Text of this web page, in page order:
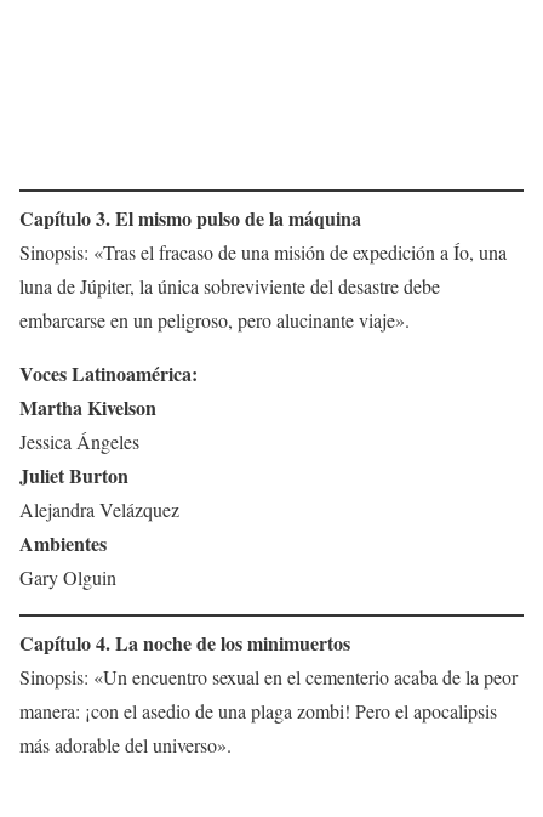
Capítulo 3. El mismo pulso de la máquina
Sinopsis: «Tras el fracaso de una misión de expedición a Ío, una
luna de Júpiter, la única sobreviviente del desastre debe
embarcarse en un peligroso, pero alucinante viaje».
Voces Latinoamérica:
Martha Kivelson
Jessica Ángeles
Juliet Burton
Alejandra Velázquez
Ambientes
Gary Olguin
Capítulo 4. La noche de los minimuertos
Sinopsis: «Un encuentro sexual en el cementerio acaba de la peor
manera: ¡con el asedio de una plaga zombi! Pero el apocalipsis
más adorable del universo».